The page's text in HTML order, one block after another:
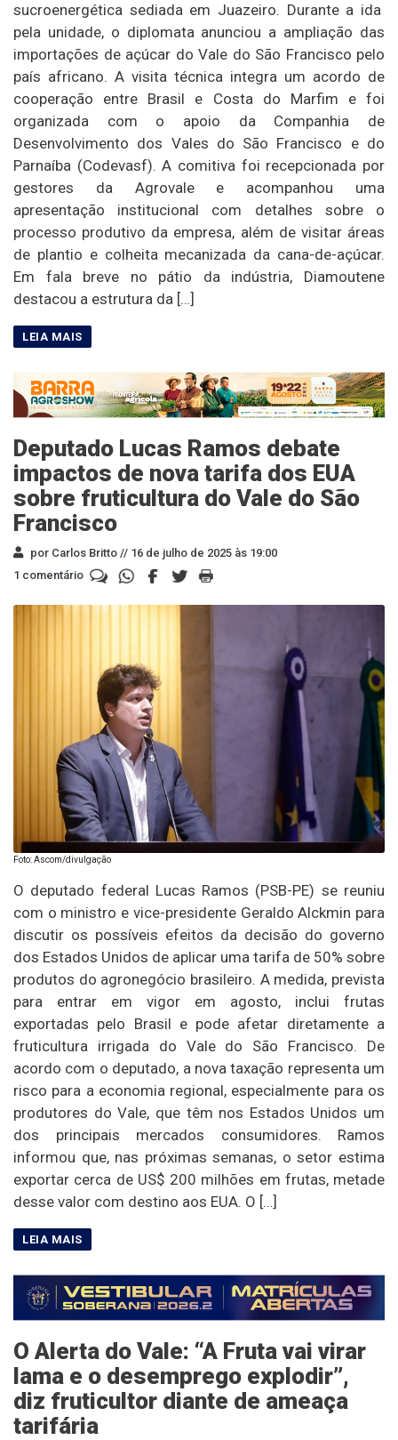
sucroenergética sediada em Juazeiro. Durante a ida
pela unidade, o diplomata anunciou a ampliação das
importações de açúcar do Vale do São Francisco pelo
país africano. A visita técnica integra um acordo de
cooperação entre Brasil e Costa do Marfim e foi
organizada com o apoio da Companhia de
Desenvolvimento dos Vales do São Francisco e do
Parnaíba (Codevasf). A comitiva foi recepcionada por
gestores da Agrovale e acompanhou uma
apresentação institucional com detalhes sobre o
processo produtivo da empresa, além de visitar áreas
de plantio e colheita mecanizada da cana-de-açúcar.
Em fala breve no pátio da indústria, Diamoutene
destacou a estrutura da […]
Deputado Lucas Ramos debate
impactos de nova tarifa dos EUA
sobre fruticultura do Vale do São
Francisco
por Carlos Britto // 16 de julho de 2025 às 19:00
1 comentário
Foto: Ascom/divulgação
O deputado federal Lucas Ramos (PSB-PE) se reuniu
com o ministro e vice-presidente Geraldo Alckmin para
discutir os possíveis efeitos da decisão do governo
dos Estados Unidos de aplicar uma tarifa de 50% sobre
produtos do agronegócio brasileiro. A medida, prevista
para entrar em vigor em agosto, inclui frutas
exportadas pelo Brasil e pode afetar diretamente a
fruticultura irrigada do Vale do São Francisco. De
acordo com o deputado, a nova taxação representa um
risco para a economia regional, especialmente para os
produtores do Vale, que têm nos Estados Unidos um
dos principais mercados consumidores. Ramos
informou que, nas próximas semanas, o setor estima
exportar cerca de US$ 200 milhões em frutas, metade
desse valor com destino aos EUA. O […]
O Alerta do Vale: “A Fruta vai virar
lama e o desemprego explodir”,
diz fruticultor diante de ameaça
tarifária